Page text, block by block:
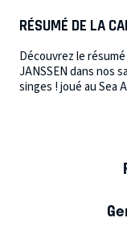
RÉSUMÉ DE LA
Découvrez le
JANSSEN dans nos
singes ! joué au Sea